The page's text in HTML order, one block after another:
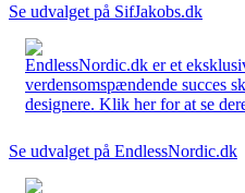
Se udvalget på SifJakobs.dk
EndlessNordic.dk er et
verdensomspændende succes
designere. Klik her for at se
Se udvalget på EndlessNordic.dk